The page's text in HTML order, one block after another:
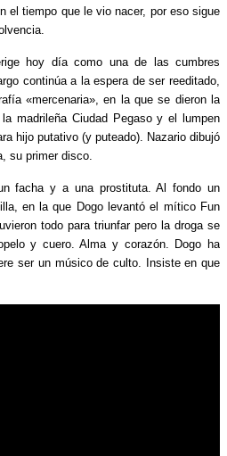
el tiempo que le vio nacer, por eso sigue
hoy día como una de las cumbres
continúa a la espera de ser reeditado,
«mercenaria», en la que se dieron la
madrileña Ciudad Pegaso y el lumpen
hijo putativo (y puteado). Nazario dibujó
su primer disco.
facha y a una prostituta. Al fondo un
en la que Dogo levantó el mítico Fun
todo para triunfar pero la droga se
y cuero. Alma y corazón. Dogo ha
ser un músico de culto. Insiste en que